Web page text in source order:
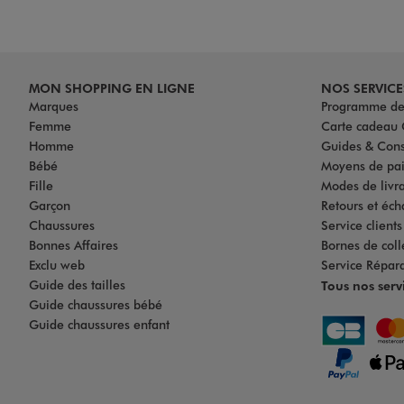
MON SHOPPING EN LIGNE
Marques
Femme
Homme
Bébé
Fille
Garçon
Chaussures
Bonnes Affaires
Exclu web
Guide des tailles
Guide chaussures bébé
Guide chaussures enfant
NOS
Programme
Carte cadeau
Guides &
Moyens de
Modes de
Retours et
Service
Bornes de
Service
Tous nos